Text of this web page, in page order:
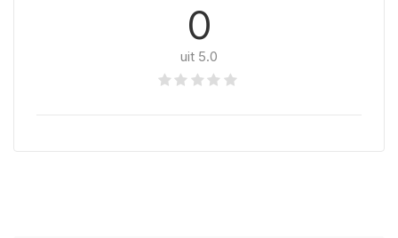
0
uit 5.0